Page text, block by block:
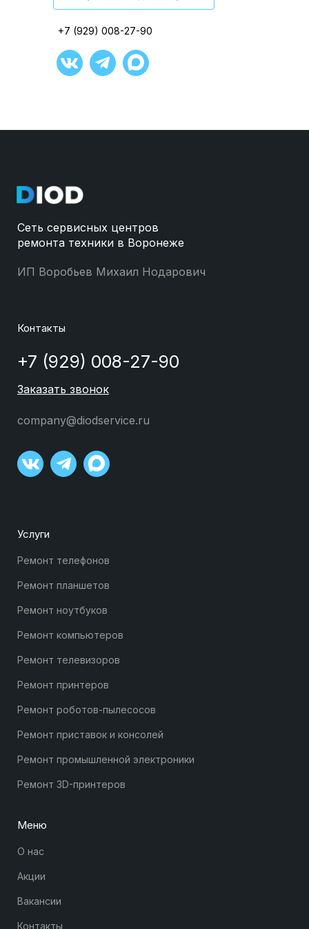
+7 (929) 008-27-90
+7 (929) 008-27-90
+7 (929) 008-27-90
+7 (929) 008-27-90
+7 (929) 008-27-90
Сеть сервисных центров
ремонта техники в Воронеже
ИП Воробьев Михаил Нодарович
Контакты
+7 (929) 008-27-90
Заказать звонок
company@diodservice.ru
Услуги
Ремонт телефонов
Ремонт планшетов
Ремонт ноутбуков
Ремонт компьютеров
Ремонт телевизоров
Ремонт принтеров
Ремонт роботов-пылесосов
Ремонт приставок и консолей
Ремонт промышленной электроники
Ремонт 3D-принтеров
Меню
О нас
Акции
Вакансии
Контакты